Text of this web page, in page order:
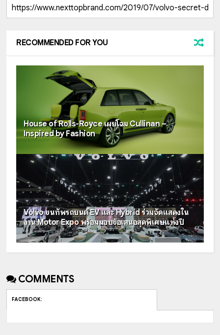
RECOMMENDED FOR YOU
House of Rolls-Royce เผยโฉม Cullinan –
Inspired by Fashion
Volvo ขนทัพรถยนต์ EV และ Hybrid ร่วมจัดแสดงใน
งาน Motor Expo พร้อมมอบข้อเสนอสุดพิเศษแห่งปี
COMMENTS
FACEBOOK: